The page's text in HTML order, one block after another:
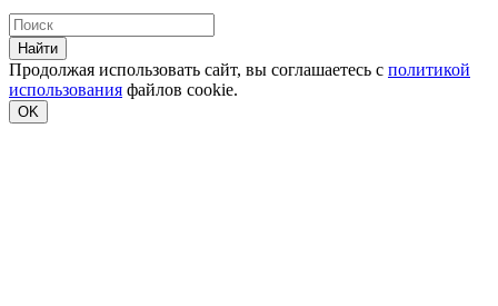
Найти
Продолжая использовать сайт, вы соглашаетесь с политикой
использования файлов cookie.
OK